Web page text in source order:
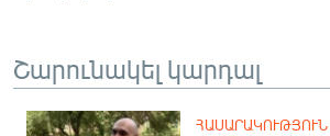
Շարունակել կարդալ
ՀԱՍԱՐԱԿՈՒԹՅՈՒՆ